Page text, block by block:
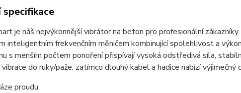
je náš nejvýkonnější vibrátor na beton pro profesionální
inteligentním frekvenčním měničem kombinující spolehlivost a
s menším počtem ponoření přispívají vysoká odstředivá síla,
do ruky/paže, zatímco dlouhý kabel a hadice nabízí výjimečný
proudu